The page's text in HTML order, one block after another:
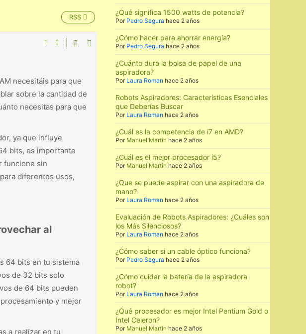
RSS
necesitáis para que
sobre la cantidad de
necesitas para que
ya que influye
bits, es importante
funcione sin
diferentes usos,
al
64 bits en tu sistema
de 32 bits solo
de 64 bits pueden
y mejor
a realizar en tu
¿Qué significa 1500 watts de potencia?
Por Pedro Segura hace 2 años
¿Cómo hacer para ahorrar energía?
Por Pedro Segura hace 2 años
¿Cuánto dura la bolsa de papel de una
aspiradora?
Por Laura Roman hace 2 años
Robots Aspiradores: Características Esenciales
que Deberías Buscar
Por Laura Roman hace 2 años
¿Cuál es la competencia de i7 en AMD?
Por Manuel Martin hace 2 años
¿Cuál es el mejor procesador i5?
Por Manuel Martin hace 2 años
¿Que se puede aspirar con una aspiradora de
mano?
Por Laura Roman hace 2 años
Evaluación de Robots Aspiradores: ¿Cuáles son
los Más Silenciosos?
Por Laura Roman hace 2 años
¿Cómo saber si un cable óptico funciona?
Por Pedro Segura hace 2 años
¿Cómo cuidar la batería de la aspiradora
robot?
Por Laura Roman hace 2 años
¿Qué procesador es mejor Intel Pentium Gold o
Intel Celeron?
Por Manuel Martin hace 2 años